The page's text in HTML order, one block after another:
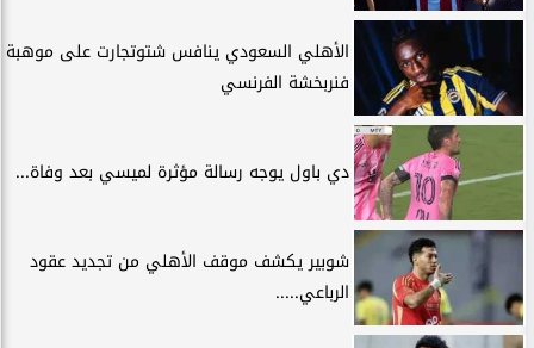
الأهلي السعودي ينافس شتوتجارت على موهبة
فنربخشة الفرنسي
دي باول يوجه رسالة مؤثرة لميسي بعد وفاة...
شوبير يكشف موقف الأهلي من تجديد عقود
الرباعي.....